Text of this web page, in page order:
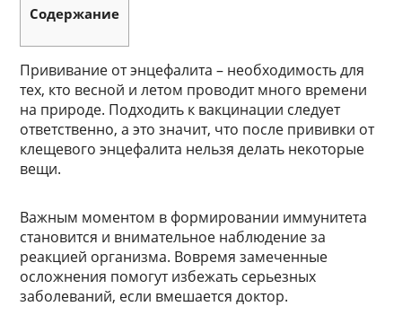
Содержание
Прививание от энцефалита – необходимость для
тех, кто весной и летом проводит много времени
на природе. Подходить к вакцинации следует
ответственно, а это значит, что после прививки от
клещевого энцефалита нельзя делать некоторые
вещи.
Важным моментом в формировании иммунитета
становится и внимательное наблюдение за
реакцией организма. Вовремя замеченные
осложнения помогут избежать серьезных
заболеваний, если вмешается доктор.